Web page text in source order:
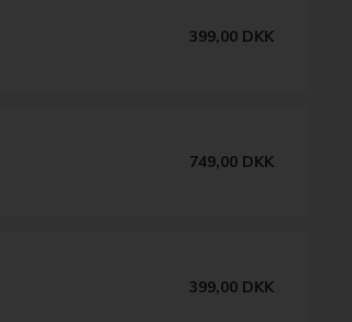
399,00 DKK
749,00 DKK
399,00 DKK